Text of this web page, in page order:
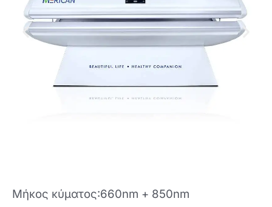
Μήκος κύματος:660nm + 850nm